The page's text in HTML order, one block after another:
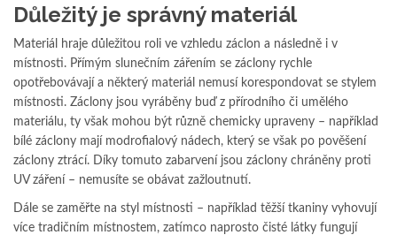
Důležitý je správný materiál
Materiál hraje důležitou roli ve vzhledu záclon a následně i v
místnosti. Přímým slunečním zářením se záclony rychle
opotřebovávají a některý materiál nemusí korespondovat se stylem
místnosti. Záclony jsou vyráběny buď z přírodního či umělého
materiálu, ty však mohou být různě chemicky upraveny – například
bílé záclony mají modrofialový nádech, který se však po pověšení
záclony ztrácí. Díky tomuto zabarvení jsou záclony chráněny proti
UV záření – nemusíte se obávat zažloutnutí.
Dále se zaměřte na styl místnosti – například těžší tkaniny vyhovují
více tradičním místnostem, zatímco naprosto čisté látky fungují